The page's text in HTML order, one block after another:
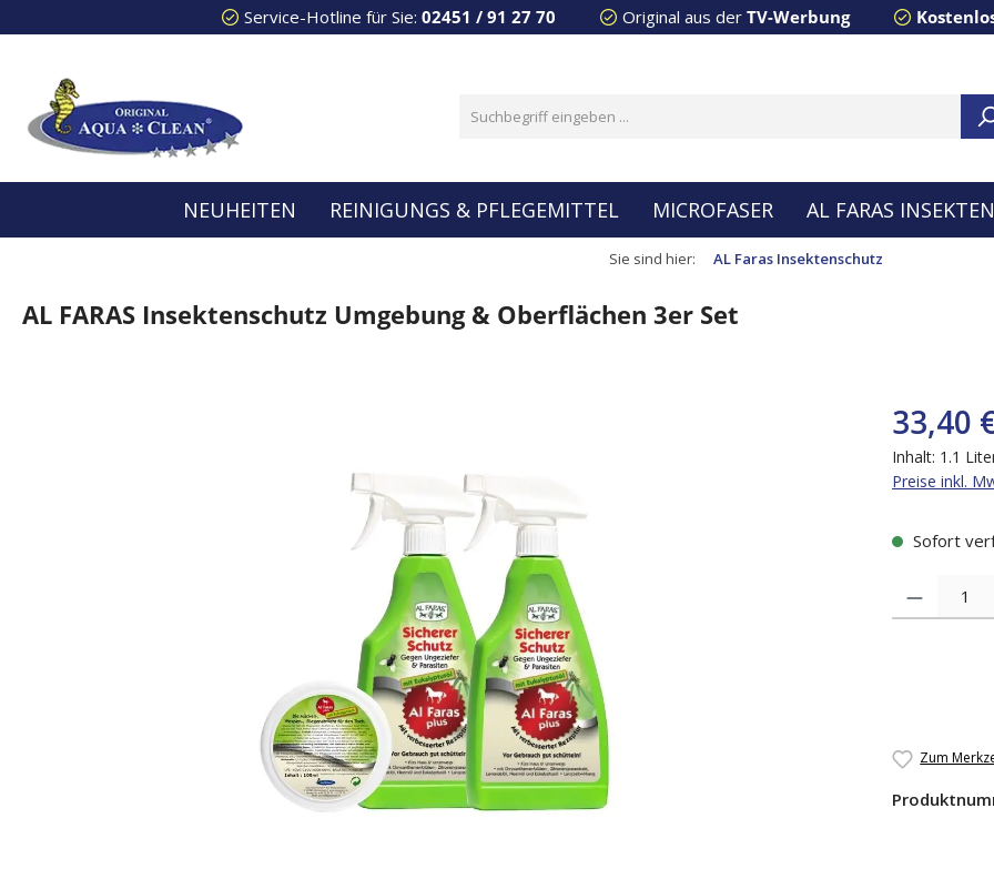
Zur Hauptnavigation springenService-Hotline für Sie: 02451 / 91 27 70 Original aus der TV-Werbung
NEUHEITEN REINIGUNGS & PFLEGEMITTEL MICROFASER AL FARAS
Sie sind hier: AL Faras Insektenschutz
AL FARAS Insektenschutz Umgebung & Oberflächen 3er Set
33,40
Inhalt: 1.1
Preise inkl.
Sofort
Produkt
Zum